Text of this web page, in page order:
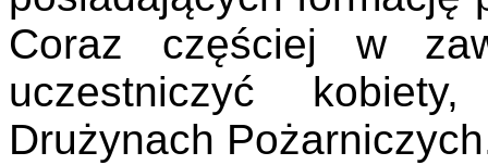
Coraz częściej w
uczestniczyć
Drużynach